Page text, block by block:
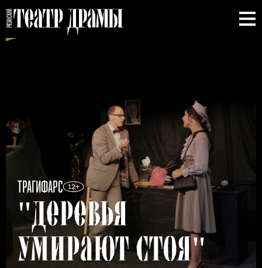
ТРАГИФАРС 12+
"ДЕРЕВЬЯ
УМИРАЮТ СТОЯ"